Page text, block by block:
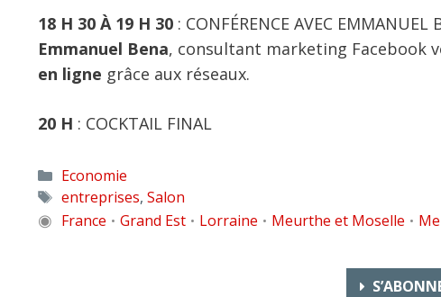
18 H 30 À 19 H 30 : CONFÉRENCE AVEC EMMANUEL
Emmanuel Bena, consultant marketing Facebook
en ligne grâce aux réseaux.
20 H : COCKTAIL FINAL
Catégories
Economie
Étiquettes
entreprises, Salon
◉ France • Grand Est • Lorraine • Meurthe et Moselle •